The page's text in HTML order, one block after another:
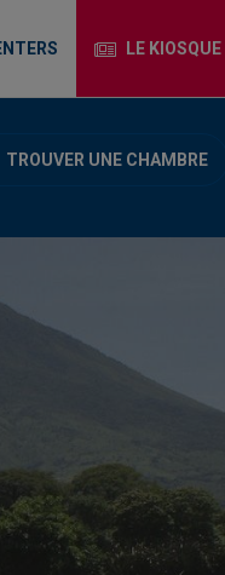
LE KIOSQUE
TROUVER UNE CHAMBRE